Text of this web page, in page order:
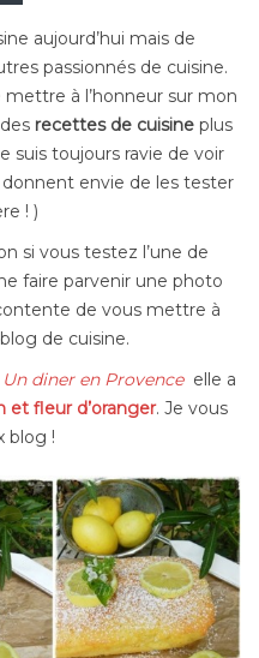
aujourd’hui mais de
passionnés de cuisine.
mettre à l’honneur sur mon
des recettes de cuisine plus
suis toujours ravie de voir
envie de les tester
! )
si vous testez l’une de
faire parvenir une photo
de vous mettre à
de cuisine.
Un diner en Provenceelle a
et fleur d’oranger. Je vous
blog !